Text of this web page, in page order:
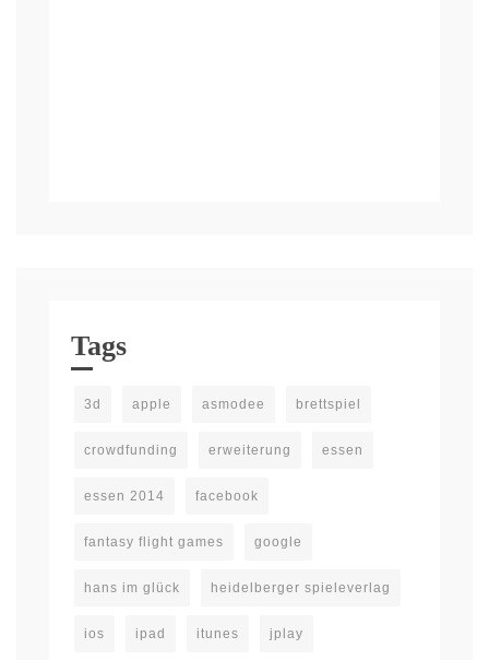
Tags
3d apple asmodee brettspiel
crowdfunding erweiterung essen
essen 2014 facebook
fantasy flight games google
hans im glück heidelberger spieleverlag
ios ipad itunes jplay